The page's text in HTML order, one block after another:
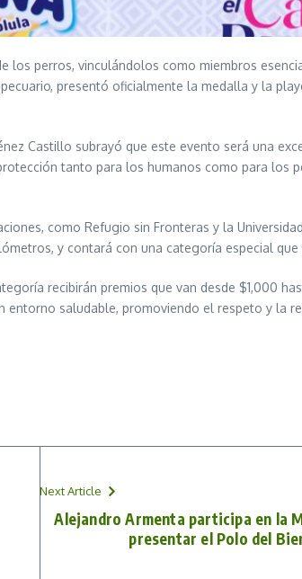
perros, vinculándolos como miembros
presentó oficialmente la medalla y la
Castillo subrayó que este evento será una
tanto para los humanos como para los
como Refugio sin Fronteras y la
y contará con una categoría especial
recibirán premios que van desde $1,000
saludable, promoviendo el respeto y la
Next Article
Alejandro Armenta participa en la
presentar el Polo del